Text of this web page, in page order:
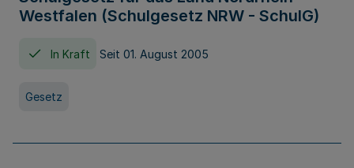
Westfalen (Schulgesetz NRW - SchulG)
In Kraft Seit 01. August 2005
Gesetz